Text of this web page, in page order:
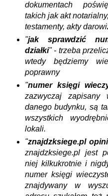
dokumentach
takich jak akt
testamenty, akty
"jak sprawdzić
działki" - trzeba
wtedy będziemy
poprawny
"numer księgi
zazwyczaj zapisany
danego budynku, są
wszystkich
lokali.
"znajdzksiege.pl
znajdzksiege.pl jest
niej kilkukrotnie i
numer księgi
znajdywany w